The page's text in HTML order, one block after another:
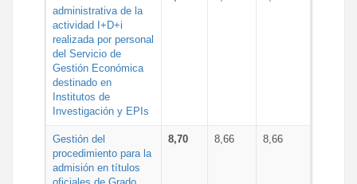
administrativa de la
actividad I+D+i
realizada por personal
del Servicio de
Gestión Económica
destinado en
Institutos de
Investigación y EPIs
Gestión del
procedimiento para la
admisión en títulos
oficiales de Grado
8,70 8,66 8,66